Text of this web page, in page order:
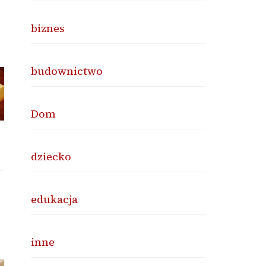
biznes
budownictwo
Dom
dziecko
edukacja
inne